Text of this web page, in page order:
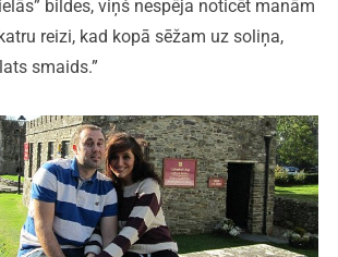
bildes, viņš nespēja noticēt manām
reizi, kad kopā sēžam uz soliņa,
smaids.”